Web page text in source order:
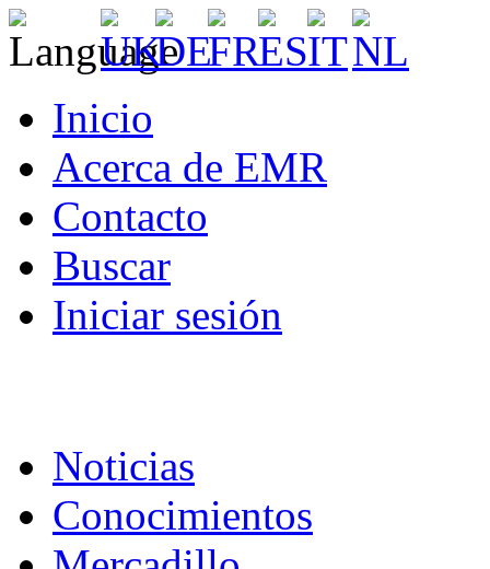
Inicio
Acerca de EMR
Contacto
Buscar
Iniciar sesión
Noticias
Conocimientos